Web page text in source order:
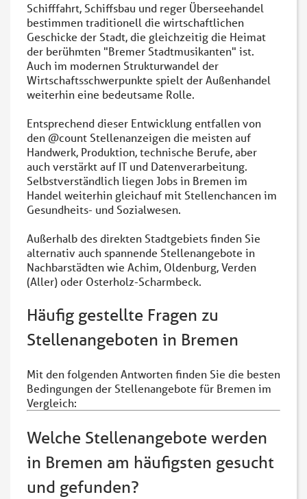
Schifffahrt, Schiffsbau und reger Überseehandel
bestimmen traditionell die wirtschaftlichen
Geschicke der Stadt, die gleichzeitig die Heimat
der berühmten "Bremer Stadtmusikanten" ist.
Auch im modernen Strukturwandel der
Wirtschaftsschwerpunkte spielt der Außenhandel
weiterhin eine bedeutsame Rolle.
Entsprechend dieser Entwicklung entfallen von
den @‌count Stellenanzeigen die meisten auf
Handwerk, Produktion, technische Berufe, aber
auch verstärkt auf IT und Datenverarbeitung.
Selbstverständlich liegen Jobs in Bremen im
Handel weiterhin gleichauf mit Stellenchancen im
Gesundheits- und Sozialwesen.
Außerhalb des direkten Stadtgebiets finden Sie
alternativ auch spannende Stellenangebote in
Nachbarstädten wie Achim, Oldenburg, Verden
(Aller) oder Osterholz-Scharmbeck.
Häufig gestellte Fragen zu
Stellenangeboten in Bremen
Mit den folgenden Antworten finden Sie die besten
Bedingungen der Stellenangebote für Bremen im
Vergleich:
Welche Stellenangebote werden
in Bremen am häufigsten gesucht
und gefunden?